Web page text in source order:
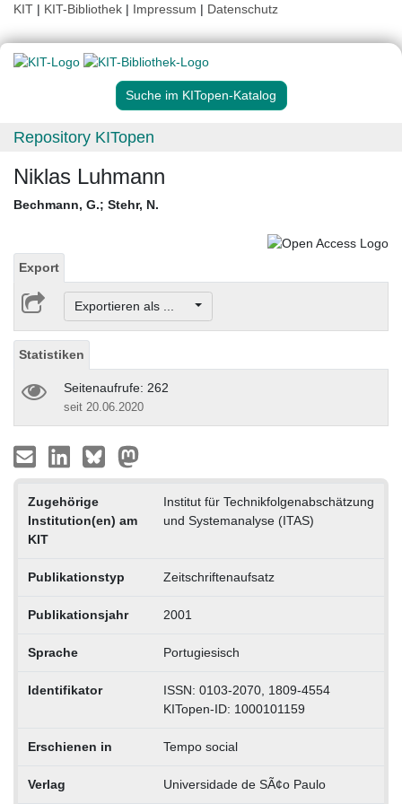
KIT | KIT-Bibliothek | Impressum | Datenschutz
Suche im KITopen-Katalog
Repository KITopen
Niklas Luhmann
Bechmann, G.; Stehr, N.
Export
Exportieren als ...
Statistiken
Seitenaufrufe: 262
seit 20.06.2020
Zugehörige
Institution(en) am
KIT
Institut für Technikfolgenabschätzung
und Systemanalyse (ITAS)
Publikationstyp Zeitschriftenaufsatz
Publikationsjahr 2001
Sprache Portugiesisch
Identifikator
ISSN: 0103-2070, 1809-4554
KITopen-ID: 1000101159
Erschienen in Tempo social
Verlag Universidade de SÃ¢o Paulo